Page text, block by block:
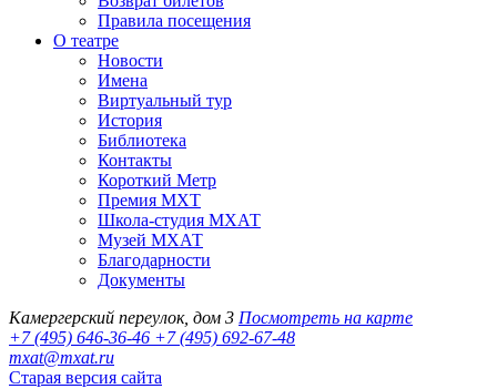
Правила посещения
О театре
Новости
Имена
Виртуальный тур
История
Библиотека
Контакты
Короткий Метр
Премия МХТ
Школа-студия МХАТ
Музей МХАТ
Благодарности
Документы
Камергерский переулок, дом 3 Посмотреть на карте
+7 (495) 646-36-46 +7 (495) 692-67-48‬
mxat@mxat.ru
Старая версия сайта